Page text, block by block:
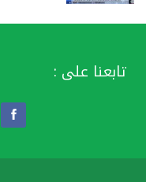
تابعنا على :